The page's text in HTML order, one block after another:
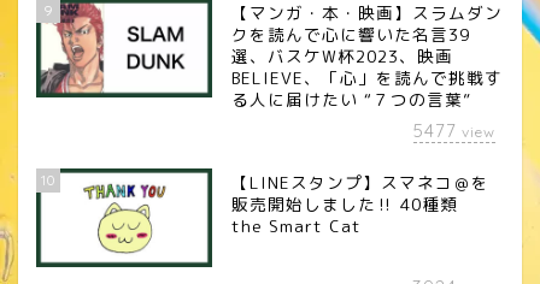
9
【マンガ・本・映画】スラムダン
クを読んで心に響いた名言39
選、バスケW杯2023、映画
BELIEVE、「心」を読んで挑戦す
る人に届けたい “７つの言葉”
5477 view
10
【LINEスタンプ】スマネコ＠を
販売開始しました‼︎ 40種類
the Smart Cat